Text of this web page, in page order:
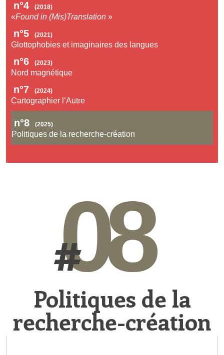
n°4 (2018)
«Found in (Mis)Translation »
n°5 (2021)
Glottophobies et imaginaires des langues
n°6 (2023)
Nord magnétique
n°7 (2024)
Cartographier l’Autre
n°8 (2025)
Politiques de la recherche-création
#
08
Politiques de la
recherche-création